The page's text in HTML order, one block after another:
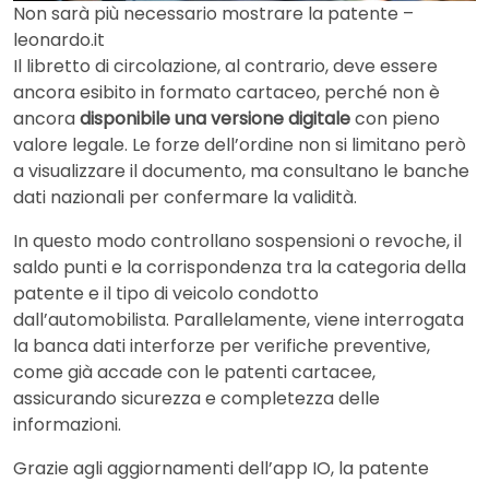
Non sarà più necessario mostrare la patente –
leonardo.it
Il libretto di circolazione, al contrario, deve essere
ancora esibito in formato cartaceo, perché non è
ancoradisponibile una versione digitalecon pieno
valore legale. Le forze dell’ordine non si limitano però
a visualizzare il documento, ma consultano le banche
dati nazionali per confermare la validità.
In questo modo controllano sospensioni o revoche, il
saldo punti e la corrispondenza tra la categoria della
patente e il tipo di veicolo condotto
dall’automobilista. Parallelamente, viene interrogata
la banca dati interforze per verifiche preventive,
come già accade con le patenti cartacee,
assicurando sicurezza e completezza delle
informazioni.
Grazie agli aggiornamenti dell’app IO, la patente